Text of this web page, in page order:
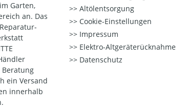
Garten,
an. Das
ein Versand
innerhalb
Altölentsorgung
Cookie-Einstellungen
Impressum
Elektro-Altgeräterücknahme
Datenschutz